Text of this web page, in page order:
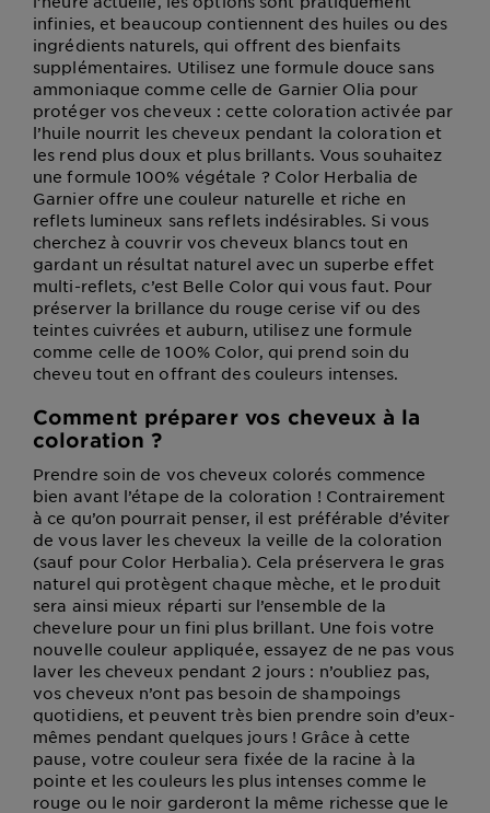
infinies, et beaucoup contiennent des huiles ou des
ingrédients naturels, qui offrent des bienfaits
supplémentaires. Utilisez une formule douce sans
ammoniaque comme celle de Garnier Olia pour
protéger vos cheveux : cette coloration activée par
l’huile nourrit les cheveux pendant la coloration et
les rend plus doux et plus brillants. Vous souhaitez
une formule 100% végétale ? Color Herbalia de
Garnier offre une couleur naturelle et riche en
reflets lumineux sans reflets indésirables. Si vous
cherchez à couvrir vos cheveux blancs tout en
gardant un résultat naturel avec un superbe effet
multi-reflets, c’est Belle Color qui vous faut. Pour
préserver la brillance du rouge cerise vif ou des
teintes cuivrées et auburn, utilisez une formule
comme celle de 100% Color, qui prend soin du
cheveu tout en offrant des couleurs intenses.
Comment préparer vos cheveux à la
coloration ?
Prendre soin de vos cheveux colorés commence
bien avant l’étape de la coloration ! Contrairement
à ce qu’on pourrait penser, il est préférable d’éviter
de vous laver les cheveux la veille de la coloration
(sauf pour Color Herbalia). Cela préservera le gras
naturel qui protègent chaque mèche, et le produit
sera ainsi mieux réparti sur l’ensemble de la
chevelure pour un fini plus brillant. Une fois votre
nouvelle couleur appliquée, essayez de ne pas vous
laver les cheveux pendant 2 jours : n’oubliez pas,
vos cheveux n’ont pas besoin de shampoings
quotidiens, et peuvent très bien prendre soin d’eux-
mêmes pendant quelques jours ! Grâce à cette
pause, votre couleur sera fixée de la racine à la
pointe et les couleurs les plus intenses comme le
rouge ou le noir garderont la même richesse que le